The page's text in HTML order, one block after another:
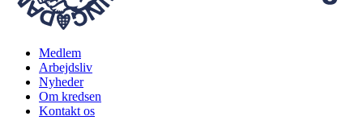
Medlem
Arbejdsliv
Nyheder
Om kredsen
Kontakt os